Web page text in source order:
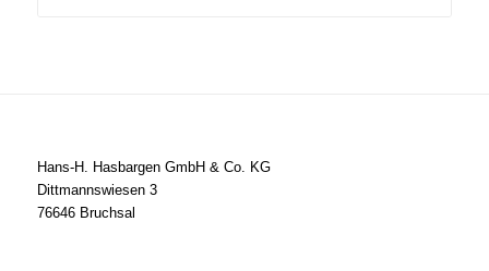
Hans-H. Hasbargen GmbH & Co. KG
Dittmannswiesen 3
76646 Bruchsal